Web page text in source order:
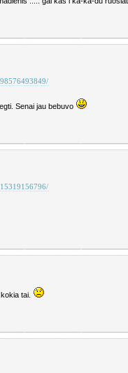
Senai jau bebuvo
tai.